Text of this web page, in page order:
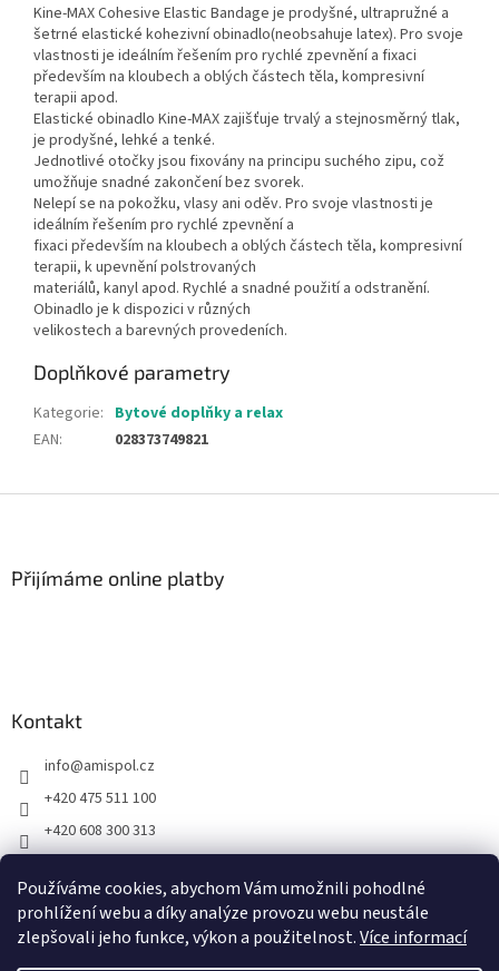
Používáme cookies, abychom Vám umožnili pohodlné
prohlížení webu a díky analýze provozu webu neustále
zlepšovali jeho funkce, výkon a použitelnost.Více informací
Kine-MAX Cohesive Elastic Bandage je prodyšné, ultrapružné a
šetrné elastické kohezivní obinadlo(neobsahuje latex). Pro svoje
vlastnosti je ideálním řešením pro rychlé zpevnění a fixaci
především na kloubech a oblých částech těla, kompresivní
terapii apod.
Elastické obinadlo Kine-MAX zajišťuje trvalý a stejnosměrný tlak,
je prodyšné, lehké a tenké.
Jednotlivé otočky jsou fixovány na principu suchého zipu, což
umožňuje snadné zakončení bez svorek.
Nelepí se na pokožku, vlasy ani oděv. Pro svoje vlastnosti je
ideálním řešením pro rychlé zpevnění a
fixaci především na kloubech a oblých částech těla, kompresivní
terapii, k upevnění polstrovaných
materiálů, kanyl apod. Rychlé a snadné použití a odstranění.
Obinadlo je k dispozici v různých
velikostech a barevných provedeních.
Doplňkové parametry
Kategorie: Bytové doplňky a relax
EAN: 028373749821
Přijímáme online platby
Kontakt
info@amispol.cz
+420 475 511 100
+420 608 300 313
Ukázky instalace AMISPOL Skrytého obrubníku